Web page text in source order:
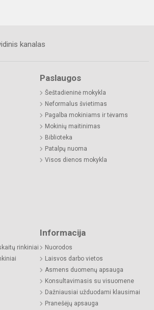
kanalas
Paslaugos
Šeštadieninė mokykla
Neformalus švietimas
Pagalba mokiniams ir tėvams
Mokinių maitinimas
Biblioteka
Patalpų nuoma
Visos dienos mokykla
rinkiniai
Informacija
Nuorodos
Laisvos darbo vietos
Asmens duomenų apsauga
Konsultavimasis su visuomene
Dažniausiai užduodami klausimai
Pranešėjų apsauga